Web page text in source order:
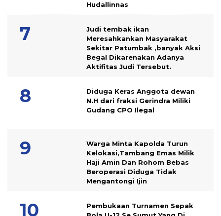
Hudallinnas
Judi tembak ikan
Meresahkankan Masyarakat
Sekitar Patumbak ,banyak Aksi
Begal Dikarenakan Adanya
Aktifitas Judi Tersebut.
Diduga Keras Anggota dewan
N.H dari fraksi Gerindra Miliki
Gudang CPO Ilegal
Warga Minta Kapolda Turun
Kelokasi,Tambang Emas Milik
Haji Amin Dan Rohom Bebas
Beroperasi Diduga Tidak
Mengantongi Ijin
Pembukaan Turnamen Sepak